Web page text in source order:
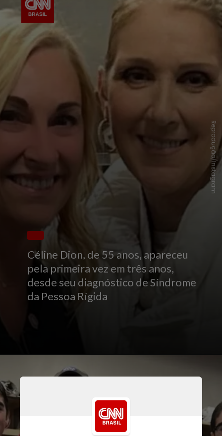
Céline Dion, de 55 anos, apareceu
pela primeira vez em três anos,
desde seu diagnóstico de Síndrome
da Pessoa Rígida
Reprodução/Instagram